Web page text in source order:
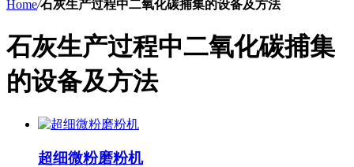
Home/石灰生产过程中二氧化碳捕集的设备及方法
石灰生产过程中二氧化碳捕集
的设备及方法
超细微粉磨粉机